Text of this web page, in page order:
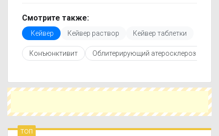
только актуальные данные.
Перед покупкой рекомендуется ознакомиться с
инструкцией по применению, показаниями и
противопоказаниями. При необходимости вы
можете подобрать аналоги Кейвер с похожим
Чтобы купить Кейвер в ближайшей аптеке,
укажите свой город и сравните предложения.
оптимальный вариант по цене и наличию.
Смотрите также:
Кейвер Кейвер раствор Кейвер таблетки
Конъюнктивит Облитерирующий атеросклероз
топ